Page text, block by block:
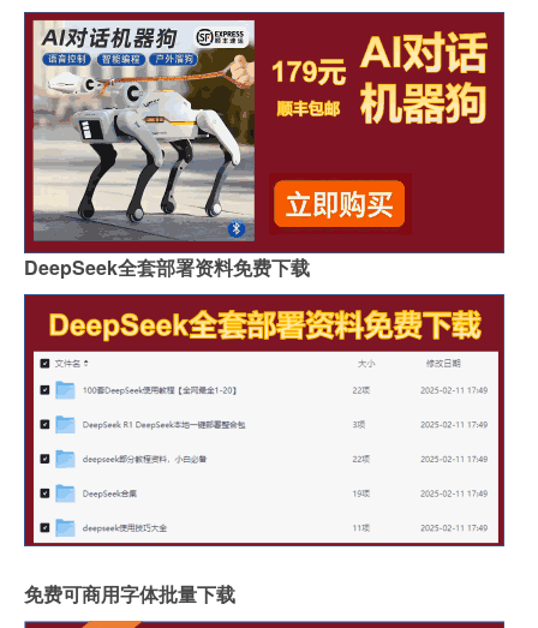
DeepSeek全套部署资料免费下载
免费可商用字体批量下载